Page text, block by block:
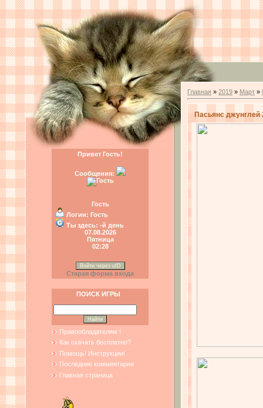
Привет Гость!
Сообщения:
Гость
Логин: Гость
Ты здесь: -й день
07.08.2026
Пятница
02:28
Войти через uID
Старая форма входа
ПОИСК ИГРЫ
Правообладателям !
Как скачать бесплатно?
Помощь! Инструкции!
Последние комментарии
Главная страница
Главная » 2019 » Март »
Пасьянс джунглей